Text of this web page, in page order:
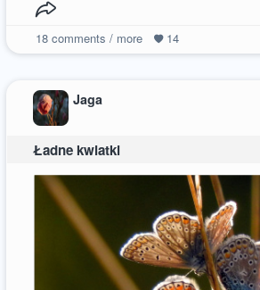
18comments / more 14
Jaga
Ładne kwiatki